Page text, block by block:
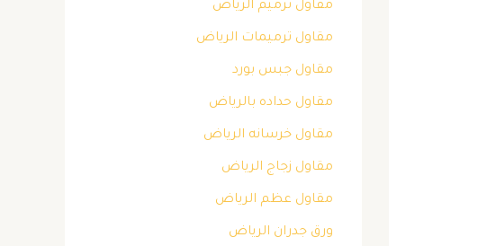
مقاول ترميم الرياض
مقاول ترميمات الرياض
مقاول جبس بورد
مقاول حداده بالرياض
مقاول خرسانه الرياض
مقاول زجاج الرياض
مقاول عظم الرياض
ورق جدران الرياض